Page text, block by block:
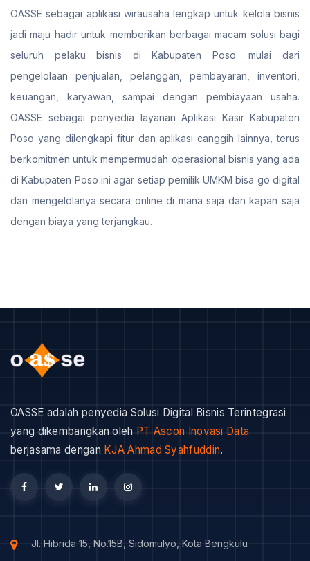
OASSE sebagai aplikasi wirausaha lengkap untuk kelola bisnis
jadi maju hadir untuk memberikan berbagai macam solusi bagi
seluruh pelaku bisnis di Kabupaten Poso. mulai dari
pengelolaan penjualan, pelanggan, pembayaran, inventori,
keuangan, karyawan, sampai dengan pembiayaan usaha.
OASSE sebagai penyedia layanan Aplikasi Kasir Kabupaten
Poso yang dilengkapi fitur dan aplikasi canggih lainnya, terus
berkomitmen untuk mempermudah operasional bisnis yang ada
di Kabupaten Poso ini agar setiap pemilik UMKM bisa go digital
dan mengelolanya secara online di mana saja dan kapan saja
dengan biaya yang terjangkau.
OASSE adalah penyedia Solusi Digital Bisnis Terintegrasi
yang dikembangkan oleh PT Ascon Inovasi Data
berjasama dengan KJA Ahmad Syahfuddin.
Jl. Hibrida 15, No.15B, Sidomulyo, Kota Bengkulu